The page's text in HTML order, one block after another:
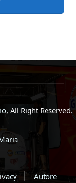
, All Right Reserved.
Autore